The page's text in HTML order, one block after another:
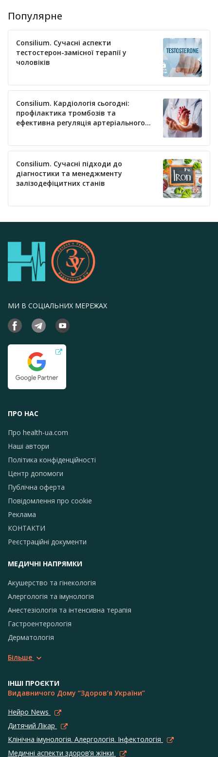
Популярне
Consilium. Сучасні аспекти
тестостерон-замісної терапії у
чоловіків
Consilium. Кардіологія сьогодні:
профілактика тромбозів та
ефективна регуляція артеріального
Consilium. Сучасні підходи до
діагностики та менеджменту
залізодефіцитних станів
МИ В СОЦІАЛЬНИХ МЕРЕЖАХ
ПРО НАС
Про health-ua.com
Наші автори
Політика конфіденційності
Центр допомоги
Публічна оферта
Повідомлення про сookie
Реклама
КОНТАКТИ
Реєстраційні документи
МЕДИЧНІ НАПРЯМКИ
Акушерство та гінекологія
Алергологія та імунологія
Анестезіологія та інтенсивна терапія
Гастроентерологія
Дерматологія
Більше
ІНШІ ПРОЄКТИ
Видавничого Дому “Здоров’я України”
Нейро News
Дитячий Лікар
Клінічна імунологія. Алергологія. Інфектологія
Медичні аспекти здоров’я жінки